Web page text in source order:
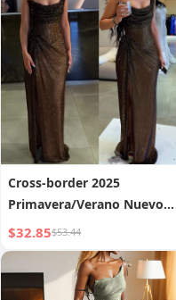
Cross-border 2025
Primavera/Verano Nuevo
Vestido de Lúrex con
Abertura INS Casual para
Fiesta, Vestido Delgado para
Mujer
$32.85$53.44